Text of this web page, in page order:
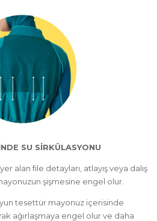
SU SİRKÜLASYONU
alan file detayları, atlayış veya dalış
şişmesine engel olur.
tesettür mayonuz içerisinde
ağırlaşmaya engel olur ve daha